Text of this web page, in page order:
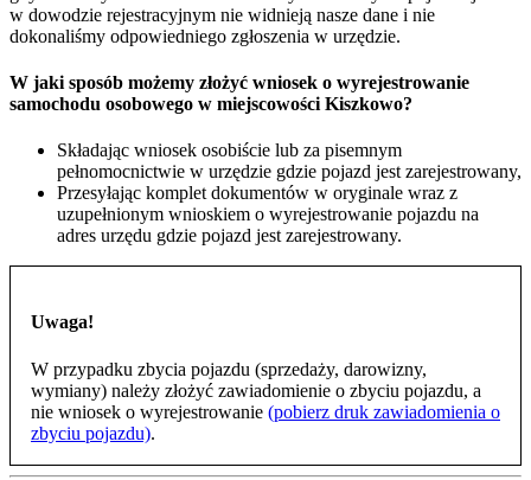
w dowodzie rejestracyjnym nie widnieją nasze dane i nie
dokonaliśmy odpowiedniego zgłoszenia w urzędzie.
W jaki sposób możemy złożyć wniosek o wyrejestrowanie
samochodu osobowego w miejscowości Kiszkowo?
Składając wniosek osobiście lub za pisemnym
pełnomocnictwie w urzędzie gdzie pojazd jest zarejestrowany,
Przesyłając komplet dokumentów w oryginale wraz z
uzupełnionym wnioskiem o wyrejestrowanie pojazdu na
adres urzędu gdzie pojazd jest zarejestrowany.
Uwaga!
W przypadku zbycia pojazdu (sprzedaży, darowizny,
wymiany) należy złożyć zawiadomienie o zbyciu pojazdu, a
nie wniosek o wyrejestrowanie (pobierz druk zawiadomienia o
zbyciu pojazdu).